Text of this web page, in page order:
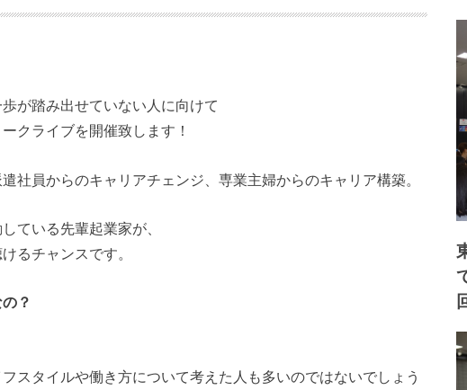
が踏み出せていない人に向けて
クライブを開催致します！
社員からのキャリアチェンジ、専業主婦からのキャリア構築。
ている先輩起業家が、
るチャンスです。
？
スタイルや働き方について考えた人も多いのではないでしょう